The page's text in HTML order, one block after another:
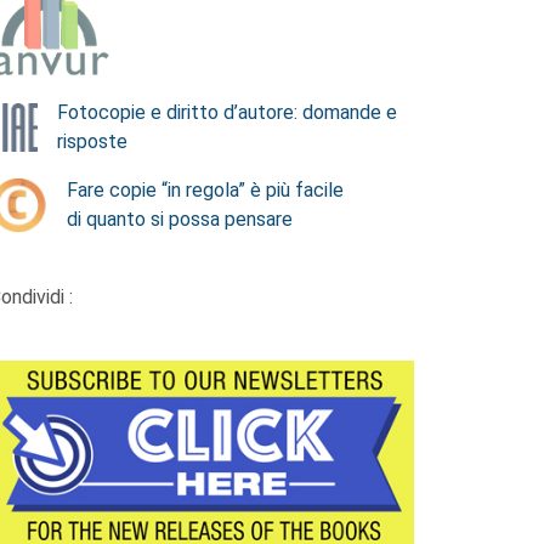
Fotocopie e diritto d’autore: domande e
risposte
Fare copie “in regola” è più facile
di quanto si possa pensare
: